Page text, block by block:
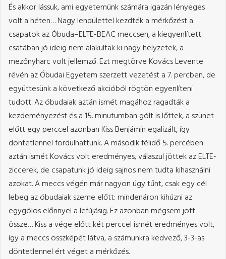
És akkor lássuk, ami egyetemünk számára igazán lényeges
volt a héten… Nagy lendülettel kezdték a mérkőzést a
csapatok az Óbuda–ELTE-BEAC meccsen, a kiegyenlített
csatában jó ideig nem alakultak ki nagy helyzetek, a
mezőnyharc volt jellemző. Ezt megtörve Kovács Levente
révén az Óbudai Egyetem szerzett vezetést a 7. percben, de
együttesünk a következő akcióból rögtön egyenlíteni
tudott. Az óbudaiak aztán ismét magához ragadták a
kezdeményezést és a 15. minutumban gólt is lőttek, a szünet
előtt egy perccel azonban Kiss Benjámin egalizált, így
döntetlennel fordulhattunk. A második félidő 5. percében
aztán ismét Kovács volt eredményes, válaszul jöttek az ELTE-
ziccerek, de csapatunk jó ideig sajnos nem tudta kihasználni
azokat. A meccs végén már nagyon úgy tűnt, csak egy cél
lebeg az óbudaiak szeme előtt: mindenáron kihúzni az
egygólos előnnyel a lefújásig. Ez azonban mégsem jött
össze… Kiss a vége előtt két perccel ismét eredményes volt,
így a meccs összképét látva, a számunkra kedvező, 3-3-as
döntetlennel ért véget a mérkőzés.